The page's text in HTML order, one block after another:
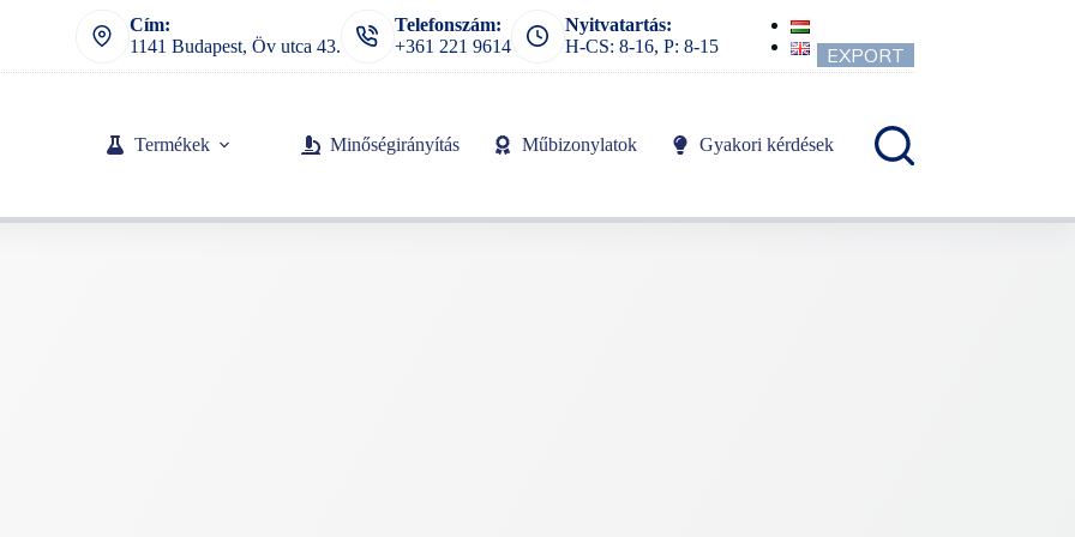
Cím:
1141 Budapest, Öv utca 43.
Telefonszám:
+361 221 9614
Nyitvatartás:
H-CS: 8-16, P: 8-15
EXPORT
Termékek Minőségirányítás Műbizonylatok Gyakori kérdések